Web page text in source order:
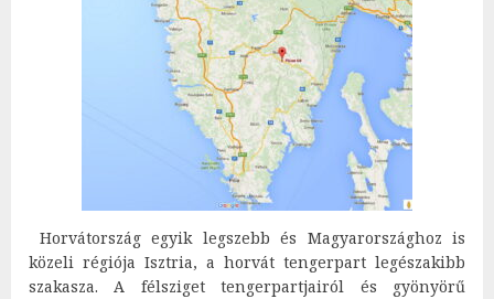
Horvátország egyik legszebb és Magyarországhoz is
közeli régiója Isztria, a horvát tengerpart legészakibb
szakasza. A félsziget tengerpartjairól és gyönyörű